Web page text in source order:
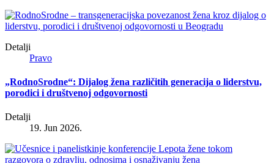
Detalji
Pravo
„RodnoSrodne“: Dijalog žena različitih generacija o liderstvu,
porodici i društvenoj odgovornosti
Detalji
19. Jun 2026.